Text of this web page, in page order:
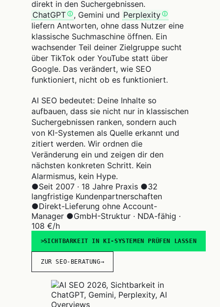
direkt in den Suchergebnissen.
ChatGPT
, Gemini und Perplexity
liefern Antworten, ohne dass Nutzer eine
klassische Suchmaschine öffnen. Ein
wachsender Teil deiner Zielgruppe sucht
über TikTok oder YouTube statt über
Google. Das verändert, wie SEO
funktioniert, nicht ob es funktioniert.
AI SEO bedeutet: Deine Inhalte so
aufbauen, dass sie nicht nur in klassischen
Suchergebnissen ranken, sondern auch
von KI-Systemen als Quelle erkannt und
zitiert werden. Wir ordnen die
Veränderung ein und zeigen dir den
nächsten konkreten Schritt. Kein
Alarmismus, kein Hype.
●Seit 2007 · 18 Jahre Praxis ●32
langfristige Kundenpartnerschaften
●Direkt-Lieferung ohne Account-
Manager ●GmbH-Struktur · NDA-fähig ·
108 €/h
SICHTBARKEIT IN KI-SYSTEMEN PRÜFEN LASSEN
ZUR SEO-BERATUNG→